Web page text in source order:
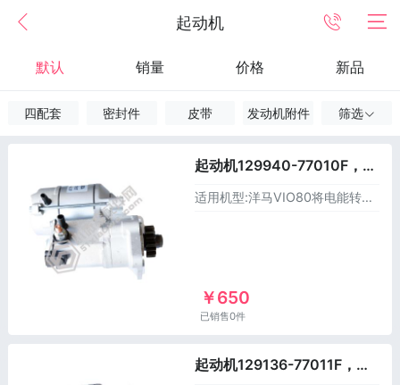
起动机
默认 销量 价格 新品
四配套 密封件 皮带 发动机附件 筛选
起动机129940-77010F，适用于洋马挖掘机
适用机型:洋马VIO80将电能转化成动能，从而启动引擎
￥650
已销售0件
起动机129136-77011F，适用于洋马挖掘机